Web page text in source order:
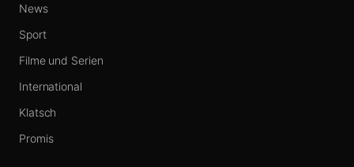
News
Sport
Filme und Serien
International
Klatsch
Promis